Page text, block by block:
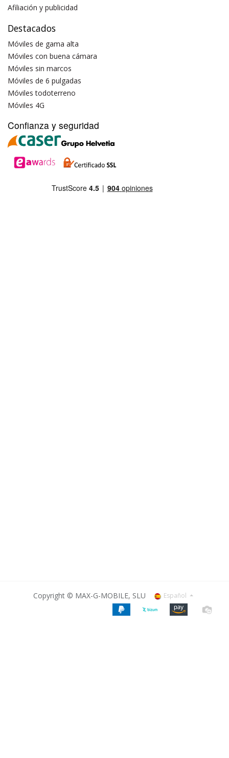
Afiliación y publicidad
Destacados
Móviles de gama alta
Móviles con buena cámara
Móviles sin marcos
Móviles de 6 pulgadas
Móviles todoterreno
Móviles 4G
Confianza y seguridad
Copyright © MAX-G-MOBILE, SLU Español